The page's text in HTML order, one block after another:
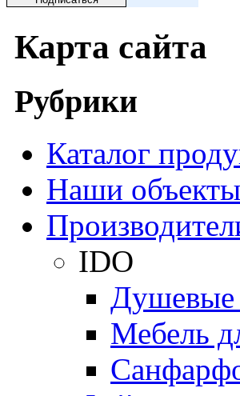
Карта сайта
Рубрики
Каталог
Наши объекты
IDO
Душевые
Мебель